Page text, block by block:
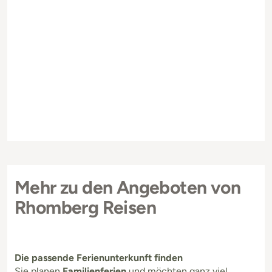
Mehr zu den Angeboten von
Rhomberg Reisen
Die passende Ferienunterkunft finden